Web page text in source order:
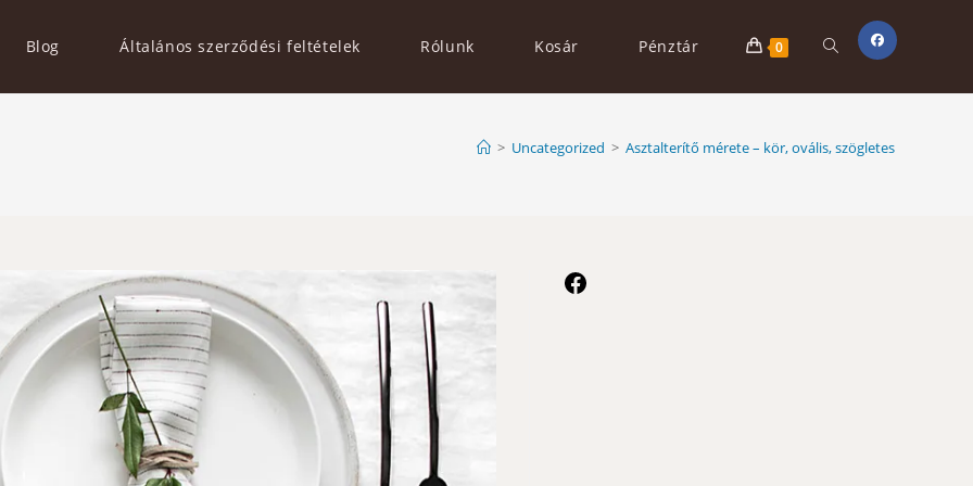
Blog Általános szerződési feltételek Rólunk Kosár Pénztár 0 Toggle
website
> Uncategorized > Asztalterítő mérete – kör, ovális, szögletes
Facebook